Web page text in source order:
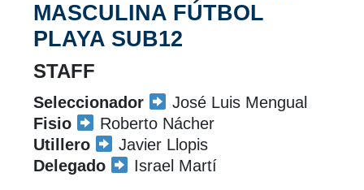
MASCULINA FÚTBOL
PLAYA SUB12
STAFF
Seleccionador
José Luis Mengual
Fisio
Roberto Nácher
Utillero
Javier Llopis
Delegado
Israel Martí